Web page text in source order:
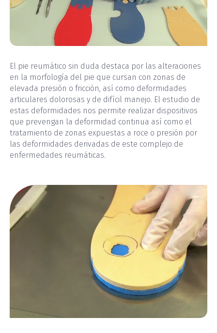
El pie reumático sin duda destaca por las alteraciones
en la morfología del pie que cursan con zonas de
elevada presión o fricción, así como deformidades
articulares dolorosas y de difícil manejo. El estudio de
estas deformidades nos permite realizar dispositivos
que prevengan la deformidad continua así como el
tratamiento de zonas expuestas a roce o presión por
las deformidades derivadas de este complejo de
enfermedades reumáticas.